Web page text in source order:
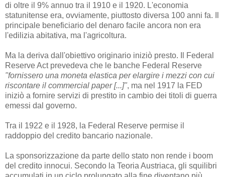
di oltre il 9% annuo tra il 1910 e il 1920. L'economia
statunitense era, ovviamente, piuttosto diversa 100 anni fa. Il
principale beneficiario del denaro facile ancora non era
l'edilizia abitativa, ma l'agricoltura.
Ma la deriva dall'obiettivo originario iniziò presto. Il Federal
Reserve Act prevedeva che le banche Federal Reserve
"fornissero una moneta elastica per elargire i mezzi con cui
riscontare il commercial paper [...]", ma nel 1917 la FED
iniziò a fornire servizi di prestito in cambio dei titoli di guerra
emessi dal governo.
Tra il 1922 e il 1928, la Federal Reserve permise il
raddoppio del credito bancario nazionale.
La sponsorizzazione da parte dello stato non rende i boom
del credito innocui. Secondo la Teoria Austriaca, gli squilibri